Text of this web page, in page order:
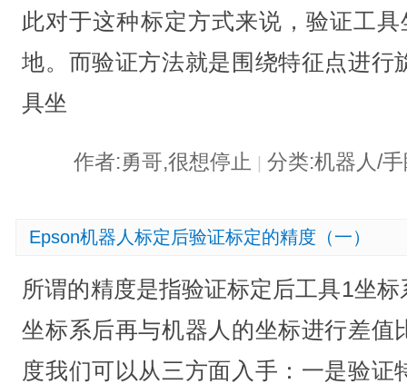
此对于这种标定方式来说，验证工
地。而验证方法就是围绕特征点进行
具坐
作者:勇哥,很想停止 | 分类:机器人/
Epson机器人标定后验证标定的精度（一）
所谓的精度是指验证标定后工具1坐
坐标系后再与机器人的坐标进行差值
度我们可以从三方面入手：一是验证